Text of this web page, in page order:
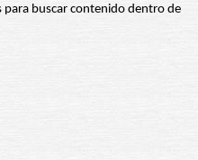
para buscar contenido dentro de